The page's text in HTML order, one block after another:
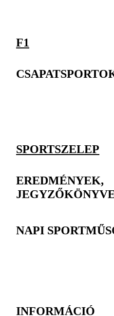
F1
SPORTSZELEP
EREDMÉNYEK,
NAPI
INFORMÁCIÓ